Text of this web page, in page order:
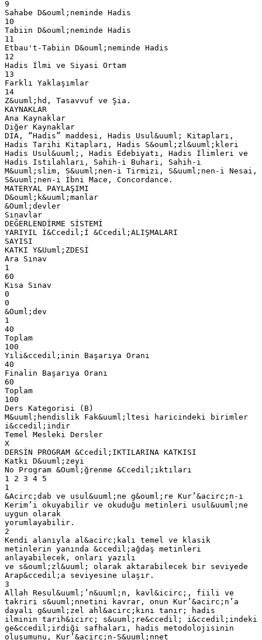
9
Sahabe D&ouml;neminde Hadis
10
Tabiin D&ouml;neminde Hadis
11
Etbau't-Tabiin D&ouml;neminde Hadis
12
Hadis İlmi ve Siyasi Ortam
13
Farklı Yaklaşımlar
14
Z&uuml;hd, Tasavvuf ve Şia.
KAYNAKLAR
Ana Kaynaklar
Diğer Kaynaklar
DİA, “Hadis” maddesi, Hadis Usul&uuml; Kitapları,
Hadis Tarihi Kitapları, Hadis S&ouml;zl&uuml;kleri
Hadis Usul&uuml;, Hadis Edebiyatı, Hadis İlimleri ve
Hadis Istılahları, Sahih-i Buhari, Sahih-i
M&uuml;slim, S&uuml;nen-i Tirmizi, S&uuml;nen-i Nesai,
S&uuml;nen-i İbni Mace, Concordance.
MATERYAL PAYLAŞIMI
D&ouml;k&uuml;manlar
&Ouml;devler
Sınavlar
DEĞERLENDİRME SİSTEMİ
YARIYIL İ&Ccedil;İ &Ccedil;ALIŞMALARI
SAYISI
KATKI Y&Uuml;ZDESİ
Ara Sınav
1
60
Kısa Sınav
0
0
&Ouml;dev
1
40
Toplam
100
Yıli&ccedil;inin Başarıya Oranı
40
Finalin Başarıya Oranı
60
Toplam
100
Ders Kategorisi (B)
M&uuml;hendislik Fak&uuml;ltesi haricindeki birimler
i&ccedil;indir
Temel Mesleki Dersler
X
DERSİN PROGRAM &Ccedil;IKTILARINA KATKISI
Katkı D&uuml;zeyi
No Program &Ouml;ğrenme &Ccedil;ıktıları
1 2 3 4 5
1
&Acirc;dab ve usul&uuml;ne g&ouml;re Kur’&acirc;n-ı
Kerim’i okuyabilir ve okuduğu metinleri usul&uuml;ne
uygun olarak
yorumlayabilir.
2
Kendi alanıyla al&acirc;kalı temel ve klasik
metinlerin yanında &ccedil;ağdaş metinleri
anlayabilecek, onları yazılı
ve s&ouml;zl&uuml; olarak aktarabilecek bir seviyede
Arap&ccedil;a seviyesine ulaşır.
3
Allah Resul&uuml;’n&uuml;n, kavl&icirc;, fiili ve
takriri s&uuml;nnetini kavrar, onun Kur’&acirc;n’a
dayalı g&uuml;zel ahl&acirc;kını tanır; hadis
ilminin tarih&icirc; s&uuml;re&ccedil; i&ccedil;indeki
ge&ccedil;irdiği safhaları, hadis metodolojisinin
oluşumunu, Kur’&acirc;n-S&uuml;nnet